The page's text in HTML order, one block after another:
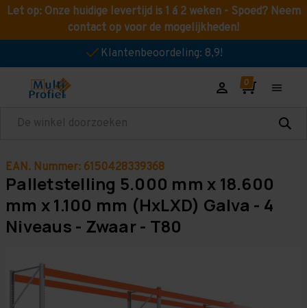
Let op: Onze huidige levertijd is 1 á 2 weken - Spoed? Neem
contact op voor de mogelijkheden!
Klantenbeoordeling: 8,9!
Zoeken
EAN. Nummer: 6150428339368
Palletstelling 5.000 mm x 18.600
mm x 1.100 mm (HxLXD) Galva - 4
Niveaus - Zwaar - T80